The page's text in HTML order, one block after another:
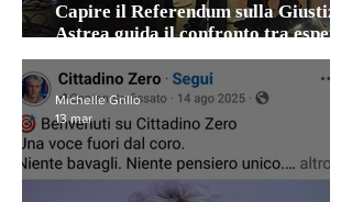
Capire il Referendum sulla Giustizia:
Astrea guida il confronto tra esperti e
cittadini.
Michelle Grillo
13 mar